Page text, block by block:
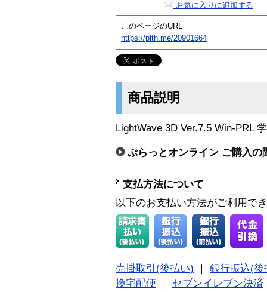
お気に入りに追加する
このページのURL
https://plth.me/20901664
商品説明
LightWave 3D Ver.7.5 Win-PRL
ぷらっとオンライン ご購入の
支払方法について
以下のお支払い方法がご利用で
売掛取引(後払い)
銀行振込(後
換宅配便
セブンイレブン決済